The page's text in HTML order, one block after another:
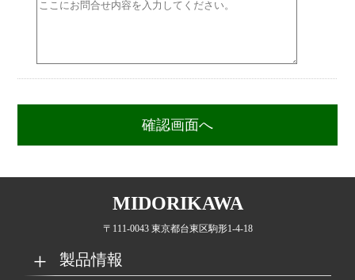
MIDORIKAWA
〒111-0043 東京都台東区駒形1-4-18
製品情報